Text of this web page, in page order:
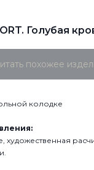
Голубая
похожее
колодке
художественная